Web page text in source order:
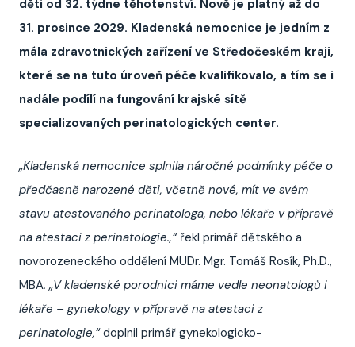
děti od 32. týdne těhotenství. Nově je platný až do
31. prosince 2029. Kladenská nemocnice je jedním z
mála zdravotnických zařízení ve Středočeském kraji,
které se na tuto úroveň péče kvalifikovalo, a tím se i
nadále podílí na fungování krajské sítě
specializovaných perinatologických center.
„Kladenská nemocnice splnila náročné podmínky péče o
předčasně narozené děti, včetně nové, mít ve svém
stavu atestovaného perinatologa, nebo lékaře v přípravě
na atestaci z perinatologie.,“řekl primář dětského a
novorozeneckého oddělení MUDr. Mgr. Tomáš Rosík, Ph.D.,
MBA. „V kladenské porodnici máme vedle neonatologů i
lékaře – gynekology v přípravě na atestaci z
perinatologie,“doplnil primář gynekologicko-